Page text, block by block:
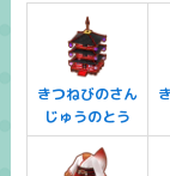
きつねびのさん
じゅうのとう